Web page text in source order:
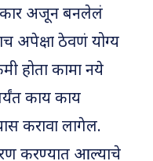
अजून बनलेलं
अपेक्षा ठेवणं योग्य
होता कामा नये
काय काय
करावा लागेल.
करण्यात आल्याचे